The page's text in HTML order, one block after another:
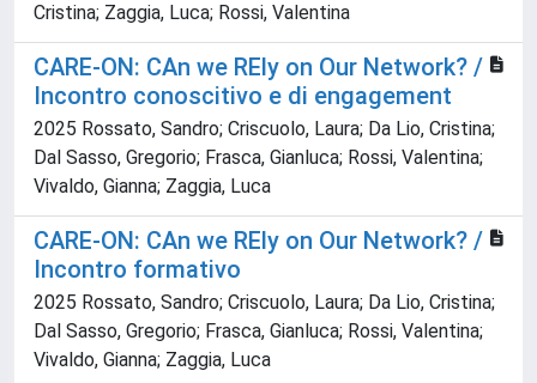
Cristina; Zaggia, Luca; Rossi, Valentina
CARE-ON: CAn we REly on Our Network? /
Incontro conoscitivo e di engagement
2025 Rossato, Sandro; Criscuolo, Laura; Da Lio, Cristina;
Dal Sasso, Gregorio; Frasca, Gianluca; Rossi, Valentina;
Vivaldo, Gianna; Zaggia, Luca
CARE-ON: CAn we REly on Our Network? /
Incontro formativo
2025 Rossato, Sandro; Criscuolo, Laura; Da Lio, Cristina;
Dal Sasso, Gregorio; Frasca, Gianluca; Rossi, Valentina;
Vivaldo, Gianna; Zaggia, Luca